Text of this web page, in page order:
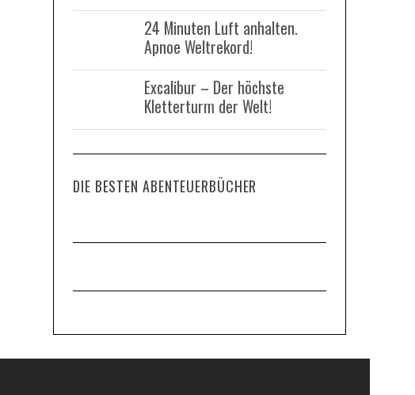
24 Minuten Luft anhalten.
Apnoe Weltrekord!
Excalibur – Der höchste
Kletterturm der Welt!
DIE BESTEN ABENTEUERBÜCHER